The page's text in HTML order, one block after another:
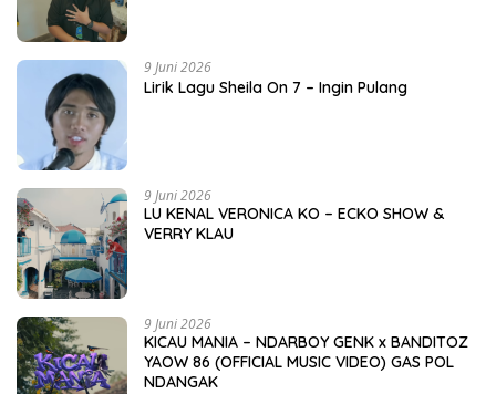
9 Juni 2026
Lirik Lagu Sheila On 7 – Ingin Pulang
9 Juni 2026
LU KENAL VERONICA KO – ECKO SHOW &
VERRY KLAU
9 Juni 2026
KICAU MANIA – NDARBOY GENK x BANDITOZ
YAOW 86 (OFFICIAL MUSIC VIDEO) GAS POL
NDANGAK